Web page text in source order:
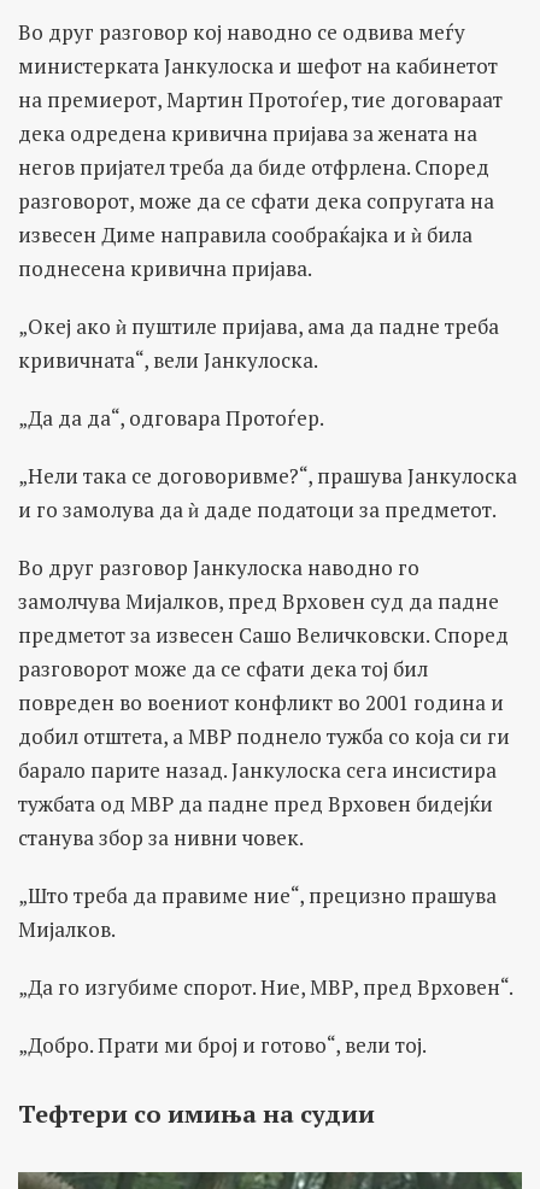
Во друг разговор кој наводно се одвива меѓу
министерката Јанкулоска и шефот на кабинетот
на премиерот, Мартин Протоѓер, тие договараат
дека одредена кривична пријава за жената на
негов пријател треба да биде отфрлена. Според
разговорот, може да се сфати дека сопругата на
извесен Диме направила сообраќајка и ѝ била
поднесена кривична пријава.
„Океј ако ѝ пуштиле пријава, ама да падне треба
кривичната“, вели Јанкулоска.
„Да да да“, одговара Протоѓер.
„Нели така се договоривме?“, прашува Јанкулоска
и го замолува да ѝ даде податоци за предметот.
Во друг разговор Јанкулоска наводно го
замолчува Мијалков, пред Врховен суд да падне
предметот за извесен Сашо Величковски. Според
разговорот може да се сфати дека тој бил
повреден во воениот конфликт во 2001 година и
добил отштета, а МВР поднело тужба со која си ги
барало парите назад. Јанкулоска сега инсистира
тужбата од МВР да падне пред Врховен бидејќи
станува збор за нивни човек.
„Што треба да правиме ние“, прецизно прашува
Мијалков.
„Да го изгубиме спорот. Ние, МВР, пред Врховен“.
„Добро. Прати ми број и готово“, вели тој.
Тефтери со имиња на судии